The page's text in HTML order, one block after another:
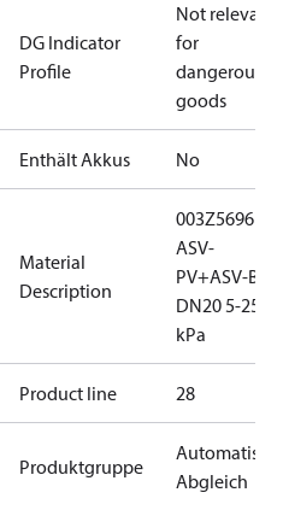
DG Indicator
Profile
Not relevant
for
dangerous
goods
Enthält Akkus No
Material
Description
003Z5696
ASV-
PV+ASV-BD
DN20 5-25
kPa
Product line 28
Produktgruppe
Automatischer
Abgleich